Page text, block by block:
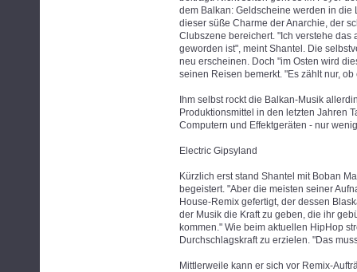
dem Balkan: Geldscheine werden in die
dieser süße Charme der Anarchie, der
Clubszene bereichert. "Ich verstehe
geworden ist", meint Shantel. Die
neu erscheinen. Doch "im Osten wird
seinen Reisen bemerkt. "Es zählt nur,
Ihm selbst rockt die Balkan-Musik
Produktionsmittel in den letzten Jahren
Computern und Effektgeräten - nur
Electric Gipsyland
Kürzlich erst stand Shantel mit Boban
begeistert. "Aber die meisten seiner
House-Remix gefertigt, der dessen
der Musik die Kraft zu geben, die ihr
kommen." Wie beim aktuellen HipHop
Durchschlagskraft zu erzielen. "Das
Mittlerweile kann er sich vor Remix-